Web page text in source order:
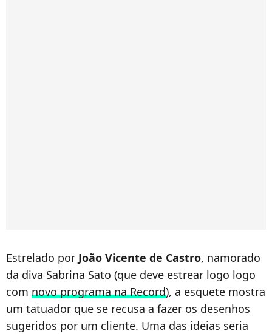
Estrelado por João Vicente de Castro, namorado
da diva Sabrina Sato (que deve estrear logo logo
com novo programa na Record), a esquete mostra
um tatuador que se recusa a fazer os desenhos
sugeridos por um cliente. Uma das ideias seria